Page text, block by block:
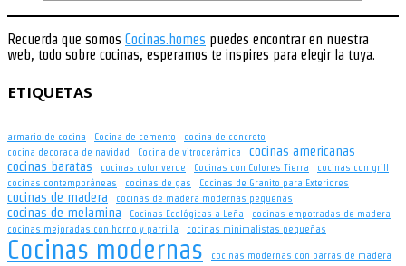
Recuerda que somos Cocinas.homes puedes encontrar en nuestra
web, todo sobre cocinas, esperamos te inspires para elegir la tuya.
ETIQUETAS
armario de cocina Cocina de cemento
cocina de concreto
cocina decorada de navidad
Cocina de vitrocerámica
cocinas americanas
cocinas baratas
cocinas color verde Cocinas con Colores Tierra
cocinas con grill
cocinas contemporáneas
cocinas de gas Cocinas de Granito para Exteriores
cocinas de madera cocinas de madera modernas pequeñas
cocinas de melamina Cocinas Ecológicas a Leña
cocinas empotradas de madera
cocinas mejoradas con horno y parrilla
cocinas minimalistas pequeñas
Cocinas modernas
cocinas modernas con barras de madera